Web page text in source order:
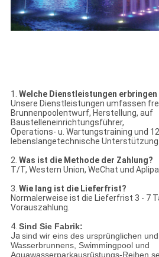
1. Welche Dienstleistungen erbringen
Unsere Dienstleistungen umfassen
Brunnenpoolentwurf, Herstellung, auf
Baustelleneinrichtungsführer,
Operations- u. Wartungstraining und
lebenslangetechnische Unterstützung.
2. Was ist die Methode der Zahlung?
T/T, Western Union, WeChat und
3. Wie lang ist die Lieferfrist?
Normalerweise ist die Lieferfrist 3 - 7
Vorauszahlung.
4. Sind Sie Fabrik:
Jasind wir eins des ursprünglichen
Wasserbrunnens, Swimmingpool und
Aquawasserparkausrüstungs-Reihen